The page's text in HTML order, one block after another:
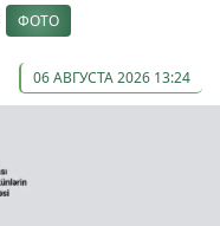
ФОТО
06 АВГУСТА 2026 13:24